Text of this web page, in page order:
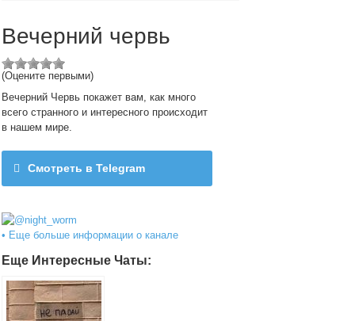
Вечерний червь
(Оцените первыми)
Вечерний Червь покажет вам, как много
всего странного и интересного происходит
в нашем мире.
Смотреть в Telegram
• Еще больше информации о канале
Еще Интересные Чаты: